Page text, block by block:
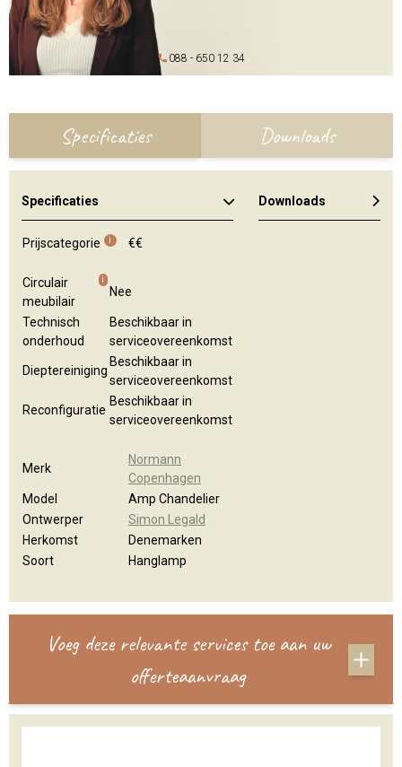
088 - 650 12 34
Specificaties Downloads
Specificaties
Prijscategorie i €€
Circulair
meubilair
i
Nee
Technisch
onderhoud
Beschikbaar in
serviceovereenkomst
Dieptereiniging
Beschikbaar in
serviceovereenkomst
Reconfiguratie
Beschikbaar in
serviceovereenkomst
Merk
Normann
Copenhagen
Model
Amp Chandelier
Ontwerper
Simon Legald
Herkomst
Denemarken
Soort
Hanglamp
Downloads
Voeg deze relevante services toe aan uw
offerteaanvraag